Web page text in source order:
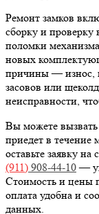
Ремонт замков
сборку и проверку
поломки
новых
причины — износ,
засовов или
неисправности,
Вы можете
приедет в течение
оставьте заявку
(911) 908-44-10—
Стоимость и цены
оплата удобна и
данных.